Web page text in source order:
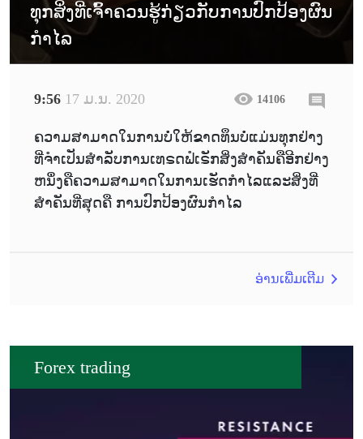
ທຸກສິ່ງທີ່ເຈົ້າຄວນຮູ້ກ່ຽວກັບການປົກປ້ອງຜົນ
ກຳໄລ
9:56 17 ມ.ນ. 2020 14106
ຄວາມສາມາດໃນການບໍ່ໃຫ້ຂາດທຶນບໍ່ແມ່ນທຸກຢ່າງ
ທີ່ຈຳເປັນສຳລັບການເທຣດຟໍເຣັກສິ່ງສຳຄັນຄືອີກຢ່າງ
ຫນຶ່ງຄືຄວາມສາມາດໃນການເຮັດກຳໄລແລະສິ່ງທີ່
ສຳຄັນທີ່ສຸດຄື ການປົກປ້ອງຜົນກຳໄລ
ອ່ານເພີ່ມເຕີມ
Forex trading